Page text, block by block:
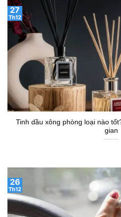
Tinh dầu xông phòng loại nào
gian
27
Th12
26
Th12